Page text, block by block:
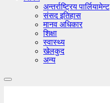
अन्तर्राष्ट्रिय पार्लियामेन्ट
संसद इतिहास
मानव अधिकार
शिक्षा
स्वास्थ्य
खेलकुद
अन्य